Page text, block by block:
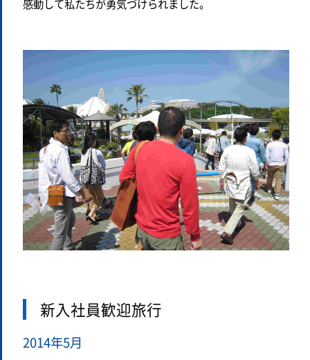
感動して私たちが勇気づけられました。
新入社員歓迎旅行
2014年5月